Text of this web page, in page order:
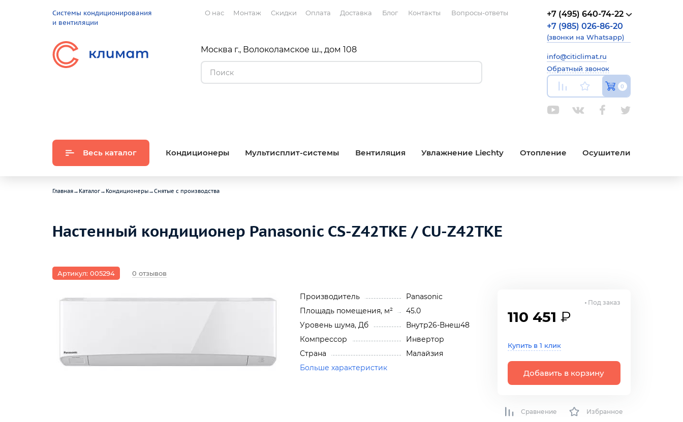
Системы кондиционирования
и вентиляции
О нас Монтаж Скидки Оплата Доставка Блог Контакты Вопросы-ответы
Москва г., Волоколамское ш., дом 108
+7 (495) 640-74-22
+7 (985) 026-86-20
(звонки на Whatsapp)
info@citiclimat.ru
Обратный звонок
0
Весь каталог Кондиционеры Мультисплит-системы Вентиляция Увлажнение Liechty Отопление Осушители
Главная→ Каталог→ Кондиционеры→Снятые с производства
Настенный кондиционер Panasonic CS-Z42TKE / CU-Z42TKE
Артикул: 005294 0 отзывов
Производитель
Panasonic
Площадь помещения, м²
45.0
Уровень шума, Дб
Внутр26-Внеш48
Компрессор
Инвертор
Страна
Малайзия
Больше характеристик
110 451 ₽
Купить в 1 клик
Добавить в корзину
Под заказ
Сравнение Избранное